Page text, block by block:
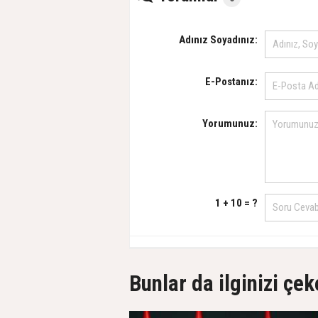
Adınız Soyadınız:
E-Postanız:
Yorumunuz:
1 + 10 = ?
Bunlar da ilginizi